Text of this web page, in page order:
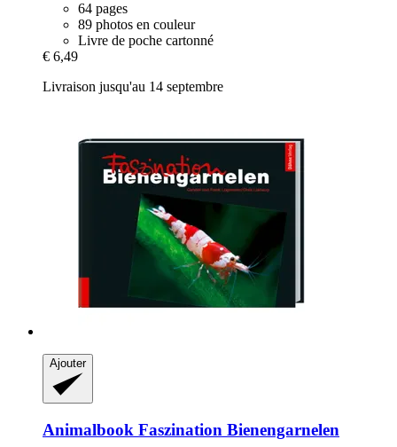
64 pages
89 photos en couleur
Livre de poche cartonné
€ 6,49
Livraison jusqu'au 14 septembre
Ajouter
Animalbook Faszination Bienengarnelen